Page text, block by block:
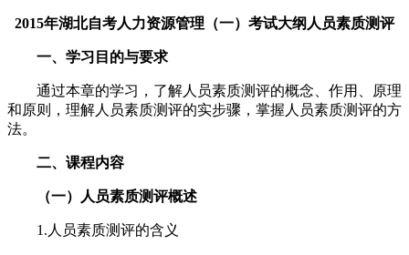
2015年湖北自考人力资源管理（一）考试大纲人员素质测评
一、学习目的与要求
通过本章的学习，了解人员素质测评的概念、作用、原理
和原则，理解人员素质测评的实步骤，掌握人员素质测评的方
法。
二、课程内容
（一）人员素质测评概述
1.人员素质测评的含义